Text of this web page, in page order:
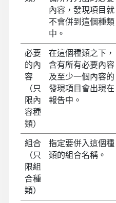
內容，發現項目就
不會併到這個種類
中。
必要
的內
容
（只
限內
容種
類）
在這個種類之下，
含有所有必要內容
及至少一個內容的
發現項目會出現在
報告中。
組合
（只
限組
合種
類）
指定要併入這個種
類的組合名稱。